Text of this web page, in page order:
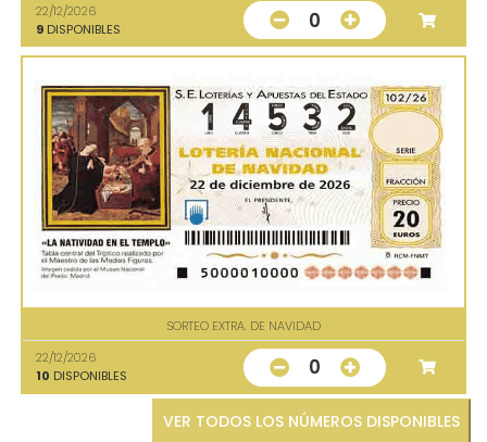
22/12/2026
9 DISPONIBLES 0
SORTEO EXTRA. DE NAVIDAD
22/12/2026
10 DISPONIBLES 0
VER TODOS LOS NÚMEROS DISPONIBLES